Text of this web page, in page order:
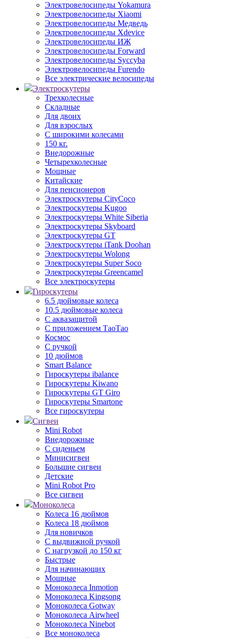
Электровелосипеды Yokamura
Электровелосипеды Xiaomi
Электровелосипеды Медведь
Электровелосипеды Xdevice
Электровелосипеды ИЖ
Электровелосипеды Forward
Электровелосипеды Syccyba
Электровелосипеды Furendo
Все электрические велосипеды
Электроскутеры
Трехколесные
Складные
Для двоих
Для взрослых
С широкими колесами
150 кг.
Внедорожные
Четырехколесные
Мощные
Китайские
Для пенсионеров
Электроскутеры CityCoco
Электроскутеры Kugoo
Электроскутеры White Siberia
Электроскутеры Skyboard
Электроскутеры GT
Электроскутеры iTank Doohan
Электроскутеры Wolong
Электроскутеры Super Soco
Электроскутеры Greencamel
Все электроскутеры
Гироскутеры
6.5 дюймовые колеса
10.5 дюймовые колеса
С аквазащитой
С приложением ТаоТао
Космос
С ручкой
10 дюймов
Smart Balance
Гироскутеры ibalance
Гироскутеры Kiwano
Гироскутеры GT Giro
Гироскутеры Smartone
Все гироскутеры
Сигвеи
Mini Robot
Внедорожные
С сиденьем
Минисигвеи
Большие сигвеи
Детские
Mini Robot Pro
Все сигвеи
Моноколеса
Колеса 16 дюймов
Колеса 18 дюймов
Для новичков
С выдвижной ручкой
С нагрузкой до 150 кг
Быстрые
Для начинающих
Мощные
Моноколеса Inmotion
Моноколеса Kingsong
Моноколеса Gotway
Моноколеса Airwheel
Моноколеса Ninebot
Все моноколеса